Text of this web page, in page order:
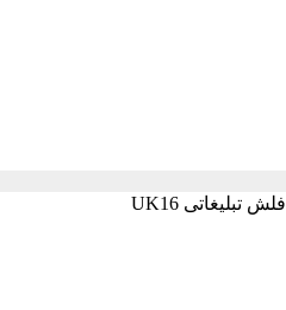
فلش تبلیغاتی UK16